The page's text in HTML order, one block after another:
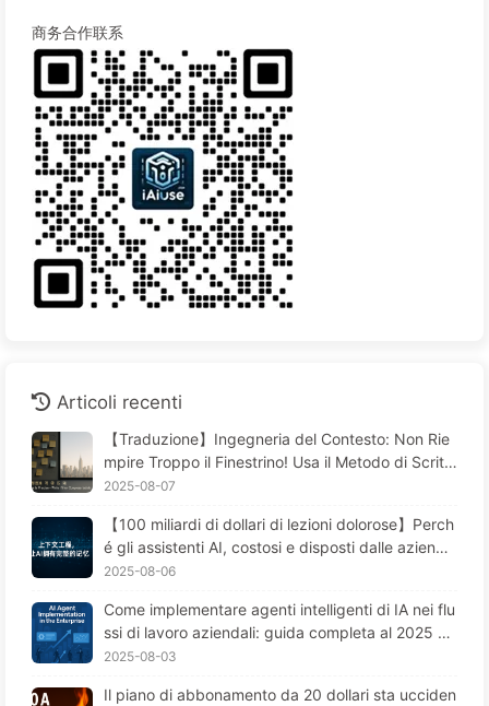
商务合作联系
Articoli recenti
【Traduzione】Ingegneria del Contesto: Non Rie
mpire Troppo il Finestrino! Usa il Metodo di Scritt
ura e Filtraggio in Quattro Fasi, Fai Attenzione alla
more Fuori dalla Finestra—Impara Piano Piano l'AI
170
2025-08-07
【100 miliardi di dollari di lezioni dolorose】Perch
é gli assistenti AI, costosi e disposti dalle aziend
e, "perdono la memoria" nei momenti cruciali, me
stazioni del 90%? — Impariamo lentamente l'AI 16
9
2025-08-06
Come implementare agenti intelligenti di IA nei flu
ssi di lavoro aziendali: guida completa al 2025 —
Imparare lentamente l'IA 166
2025-08-03
Il piano di abbonamento da 20 dollari sta ucciden